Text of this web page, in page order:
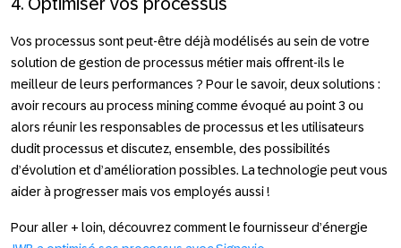
Vos processus sont peut-être déjà modélisés au sein de votre
solution de gestion de processus métier mais offrent-ils le
meilleur de leurs performances ? Pour le savoir, deux solutions :
avoir recours au process mining comme évoqué au point 3 ou
alors réunir les responsables de processus et les utilisateurs
dudit processus et discutez, ensemble, des possibilités
d’évolution et d’amélioration possibles. La technologie peut vous
aider à progresser mais vos employés aussi !
Pour aller + loin, découvrez comment le fournisseur d’énergie